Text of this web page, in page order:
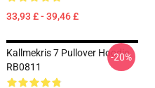
33,93 £ - 39,46 £
Kallmekris 7 Pullover Hoodie
RB0811
-20%